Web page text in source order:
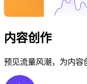
内容创作
预见流量风潮，为内容